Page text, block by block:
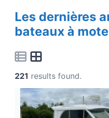
Les dernières
bateaux à
221 results found.